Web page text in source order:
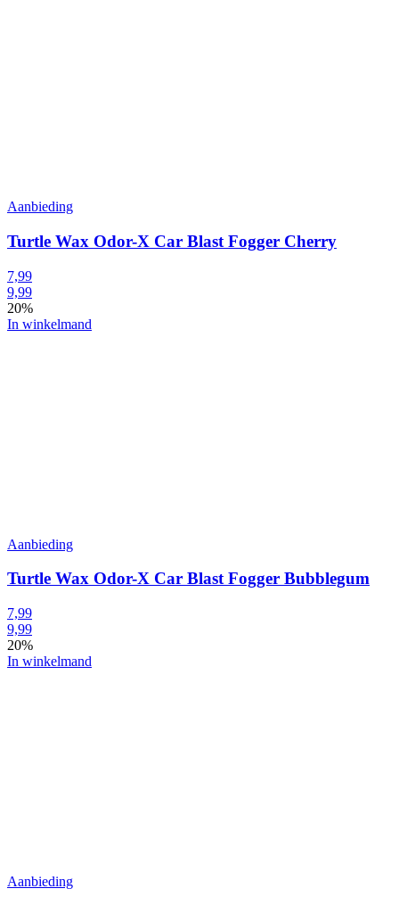
Aanbieding
Turtle Wax Odor-X Car Blast Fogger Cherry
7,99
9,99
20%
In winkelmand
Aanbieding
Turtle Wax Odor-X Car Blast Fogger Bubblegum
7,99
9,99
20%
In winkelmand
Aanbieding